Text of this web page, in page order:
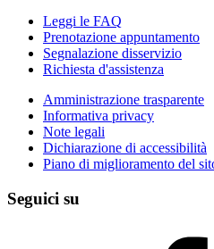
Leggi le FAQ
Prenotazione appuntamento
Segnalazione disservizio
Richiesta d'assistenza
Amministrazione trasparente
Informativa privacy
Note legali
Dichiarazione di accessibilità
Piano di miglioramento del
Seguici su